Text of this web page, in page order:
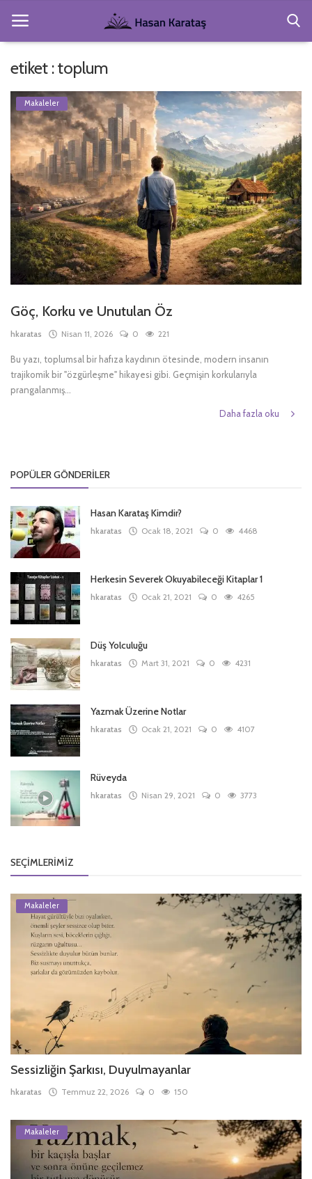
Köşe Yazıları
Gezi ve Resimler
Hakkımda
Şiirler
Kitaplar
Giriş
etiket : toplum
Makaleler
Göç, Korku ve Unutulan Öz
hkaratas Nisan 11, 2026 0 221
Bu yazı, toplumsal bir hafıza kaydının ötesinde, modern insanın
trajikomik bir "özgürleşme" hikayesi gibi. Geçmişin korkularıyla
prangalanmış...
Daha fazla oku
POPÜLER GÖNDERILER
Hasan Karataş Kimdir?
hkaratas Ocak 18, 2021 0 4468
Herkesin Severek Okuyabileceği Kitaplar 1
hkaratas Ocak 21, 2021 0 4265
Düş Yolculuğu
hkaratas Mart 31, 2021 0 4231
Yazmak Üzerine Notlar
hkaratas Ocak 21, 2021 0 4107
Rüveyda
hkaratas Nisan 29, 2021 0 3773
SEÇIMLERIMIZ
Makaleler
Sessizliğin Şarkısı, Duyulmayanlar
hkaratas Temmuz 22, 2026 0 150
Makaleler